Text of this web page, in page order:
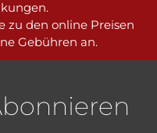
zu den online Preisen
Gebühren an.